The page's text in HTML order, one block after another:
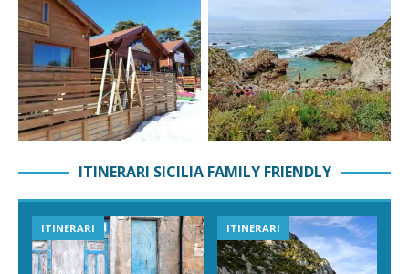
ITINERARI SICILIA FAMILY FRIENDLY
ITINERARI ITINERARI